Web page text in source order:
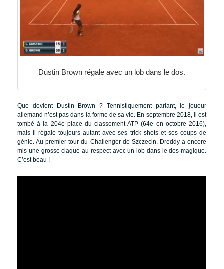
Dustin Brown régale avec un lob dans le dos.
Que devient Dustin Brown ? Tennistiquement parlant, le joueur
allemand n’est pas dans la forme de sa vie. En septembre 2018, il est
tombé à la 204e place du classement ATP (64e en octobre 2016),
mais il régale toujours autant avec ses trick shots et ses coups de
génie. Au premier tour du Challenger de Szczecin, Dreddy a encore
mis une grosse claque au respect avec un lob dans le dos magique.
C’est beau !